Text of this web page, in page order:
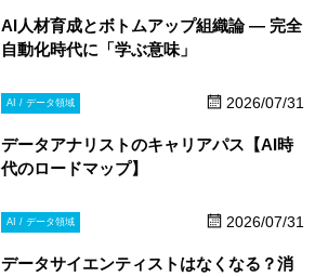
AI人材育成とボトムアップ組織論 ― 完全
自動化時代に「学ぶ意味」
AI / データ領域 2026/07/31
データアナリストのキャリアパス【AI時
代のロードマップ】
AI / データ領域 2026/07/31
データサイエンティストはなくなる？消